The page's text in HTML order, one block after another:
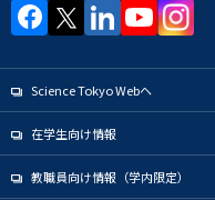
Science Tokyo Webヘ
在学生向け情報
教職員向け情報（学内限定）